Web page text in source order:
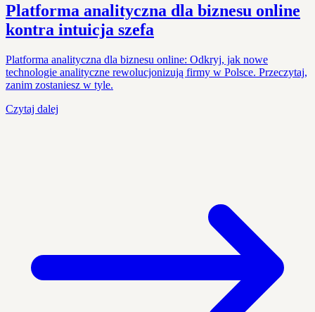
Platforma analityczna dla biznesu online
kontra intuicja szefa
Platforma analityczna dla biznesu online: Odkryj, jak nowe
technologie analityczne rewolucjonizują firmy w Polsce. Przeczytaj,
zanim zostaniesz w tyle.
Czytaj dalej